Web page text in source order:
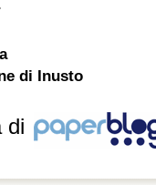
di Inusto
di